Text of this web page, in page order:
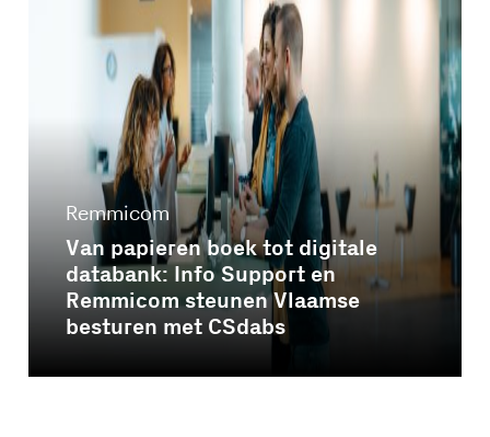
Remmicom
Van papieren boek tot digitale
databank: Info Support en
Remmicom steunen Vlaamse
besturen met CSdabs